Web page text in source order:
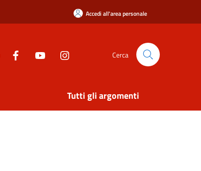
Accedi all'area personale
Cerca
Tutti gli argomenti